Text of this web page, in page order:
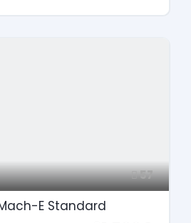
57
E Standard